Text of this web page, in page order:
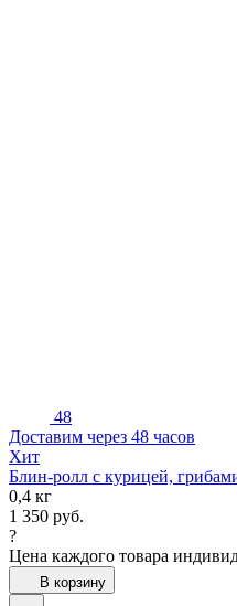
48
Доставим через 48 часов
Хит
Блин-ролл с курицей,
0,4 кг
1 350 руб.
?
Цена каждого товара
В корзину